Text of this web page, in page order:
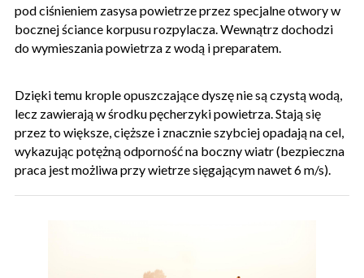
pod ciśnieniem zasysa powietrze przez specjalne otwory w
bocznej ściance korpusu rozpylacza. Wewnątrz dochodzi
do wymieszania powietrza z wodą i preparatem.
Dzięki temu krople opuszczające dyszę nie są czystą wodą,
lecz zawierają w środku pęcherzyki powietrza. Stają się
przez to większe, cięższe i znacznie szybciej opadają na cel,
wykazując potężną odporność na boczny wiatr (bezpieczna
praca jest możliwa przy wietrze sięgającym nawet 6 m/s).